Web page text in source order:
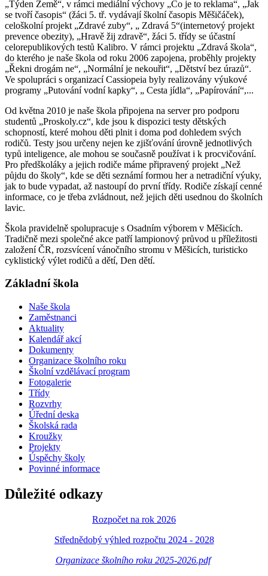
„Týden Země“, v rámci mediální výchovy „Co je to reklama“, „Jak
se tvoří časopis“ (žáci 5. tř. vydávají školní časopis Měšičáček),
celoškolní projekt „Zdravé zuby“, „ Zdravá 5“(internetový projekt
prevence obezity), „Hravě žij zdravě“, žáci 5. třídy se účastní
celorepublikových testů Kalibro. V rámci projektu „Zdravá škola“,
do kterého je naše škola od roku 2006 zapojena, proběhly projekty
„Řekni drogám ne“, „Normální je nekouřit“, „Dětství bez úrazů“.
Ve spolupráci s organizací Cassiopeia byly realizovány výukové
programy „Putování vodní kapky“, „ Cesta jídla“, „Papírování“,...
Od května 2010 je naše škola připojena na server pro podporu
studentů „Proskoly.cz“, kde jsou k dispozici testy dětských
schopností, které mohou děti plnit i doma pod dohledem svých
rodičů. Testy jsou určeny nejen ke zjišťování úrovně jednotlivých
typů inteligence, ale mohou se současně používat i k procvičování.
Pro předškoláky a jejich rodiče máme připravený projekt „Než
půjdu do školy“, kde se děti seznámí formou her a netradiční výuky,
jak to bude vypadat, až nastoupí do první třídy. Rodiče získají cenné
informace, co je třeba zvládnout, než jejich děti usednou do školních
lavic.
Škola pravidelně spolupracuje s Osadním výborem v Měšicích.
Tradičně mezi společné akce patří lampionový průvod u příležitosti
založení ČR, rozsvícení vánočního stromu v Měšicích, turisticko
cyklistický výlet rodičů a dětí, Den dětí.
Základní škola
Naše škola
Zaměstnanci
Aktuality
Kalendář akcí
Dokumenty
Organizace školního roku
Školní vzdělávací program
Fotogalerie
Třídy
Rozvrhy
Úřední deska
Školská rada
Kroužky
Projekty
Úspěchy školy
Povinné informace
Důležité odkazy
Rozpočet na rok 2026
Střednědobý výhled rozpočtu 2024 - 2028
Organizace školního roku 2025-2026.pdf